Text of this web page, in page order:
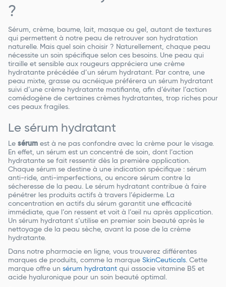
?
Sérum, crème, baume, lait, masque ou gel, autant de textures
qui permettent à notre peau de retrouver son hydratation
naturelle. Mais quel soin choisir ? Naturellement, chaque peau
nécessite un soin spécifique selon ces besoins. Une peau qui
tiraille et sensible aux rougeurs appréciera une crème
hydratante précédée d’un sérum hydratant. Par contre, une
peau mixte, grasse ou acnéique préférera un sérum hydratant
suivi d’une crème hydratante matifiante, afin d’éviter l’action
comédogène de certaines crèmes hydratantes, trop riches pour
ces peaux fragiles.
Le sérum hydratant
Le sérum est à ne pas confondre avec la crème pour le visage.
En effet, un sérum est un concentré de soin, dont l’action
hydratante se fait ressentir dès la première application.
Chaque sérum se destine à une indication spécifique : sérum
anti-ride, anti-imperfections, ou encore sérum contre la
sécheresse de la peau. Le sérum hydratant contribue à faire
pénétrer les produits actifs à travers l’épiderme. La
concentration en actifs du sérum garantit une efficacité
immédiate, que l’on ressent et voit à l’œil nu après application.
Un sérum hydratant s’utilise en premier soin beauté après le
nettoyage de la peau sèche, avant la pose de la crème
hydratante.
Dans notre pharmacie en ligne, vous trouverez différentes
marques de produits, comme la marque SkinCeuticals. Cette
marque offre un sérum hydratant qui associe vitamine B5 et
acide hyaluronique pour un soin beauté optimal.